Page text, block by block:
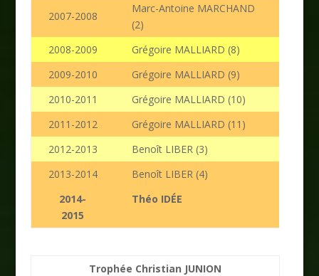
2007-2008
Marc-Antoine MARCHAND
(2)
2008-2009
Grégoire MALLIARD (8)
2009-2010
Grégoire MALLIARD (9)
2010-2011
Grégoire MALLIARD (10)
2011-2012
Grégoire MALLIARD (11)
2012-2013
Benoît LIBER (3)
2013-2014
Benoît LIBER (4)
2014-
2015
Théo IDÉE
Trophée Christian JUNION